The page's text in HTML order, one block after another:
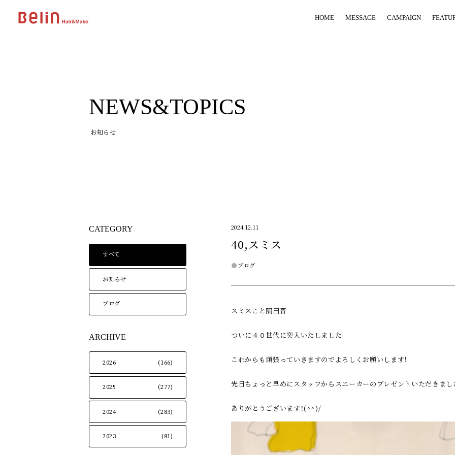
HOME MESSAGE CAMPAIGN
NEWS&TOPICS
お知らせ
CATEGORY
すべて
お知らせ
ブログ
ARCHIVE
2026 (166)
2025 (277)
2024 (283)
2023 (81)
2024.12.11
40,スミス
ブログ
スミスこと隅田晋
ついに４０世代に突入いたしました
これからも頑張っていきますのでよろしくお願いします！
先日ちょっと早めにスタッフからスニーカーのプレゼントいただきまし
ありがとうございます！(^^)/